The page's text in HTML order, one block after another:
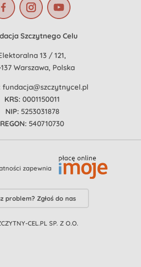
Szczytnego Celu
13 / 121,
Warszawa, Polska
fundacja@szczytnycel.pl
KRS: 0001150011
NIP: 5253031878
REGON: 540710730
zapewnia
problem? Zgłoś do nas
CEL.PL SP. Z O.O.